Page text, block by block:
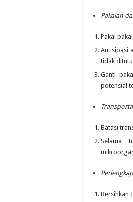
Pakaian
Pakai
Antisipasi
tidak
Ganti
potensial
Batasi
Selama
Bersihkan